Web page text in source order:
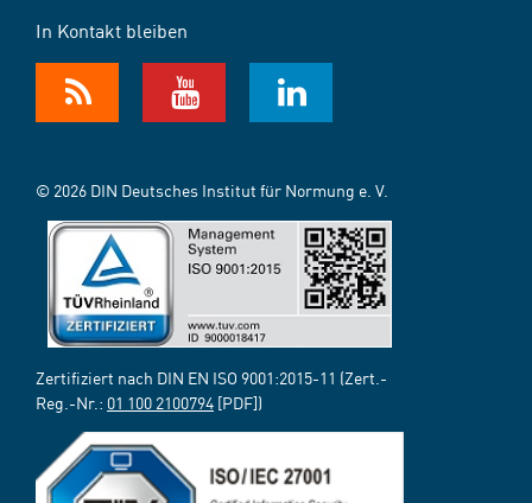
In Kontakt bleiben
© 2026 DIN Deutsches Institut für Normung e. V.
Zertifiziert nach DIN EN ISO 9001:2015-11 (Zert.-
Reg.-Nr.: 01 100 2100794 [PDF])